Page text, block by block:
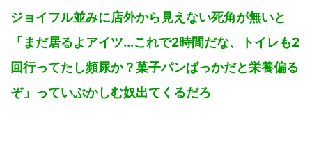
ジョイフル並みに店外から見えない死角が無いと
「まだ居るよアイツ...これで2時間だな、トイレも2
回行ってたし頻尿か？菓子パンばっかだと栄養偏る
ぞ」っていぶかしむ奴出てくるだろ